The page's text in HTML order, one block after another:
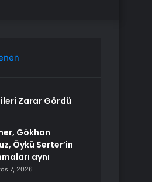
Zarar Gördü
Gökhan
Öykü Serter’in
aynı
7, 2026